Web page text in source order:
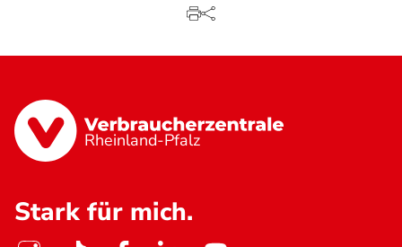
Rheinland-Pfalz
Stark für mich.